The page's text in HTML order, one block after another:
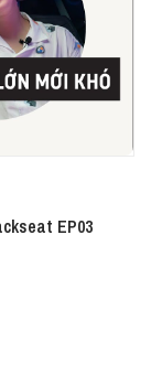
EP03